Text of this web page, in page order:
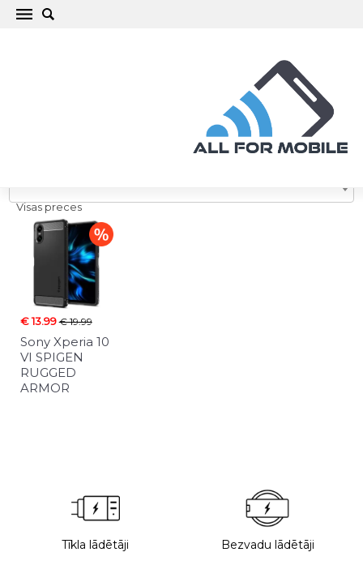
Visas preces
€ 13.99€ 19.99
Sony Xperia 10
VI SPIGEN
RUGGED
ARMOR
Tīkla lādētāji Bezvadu lādētāji